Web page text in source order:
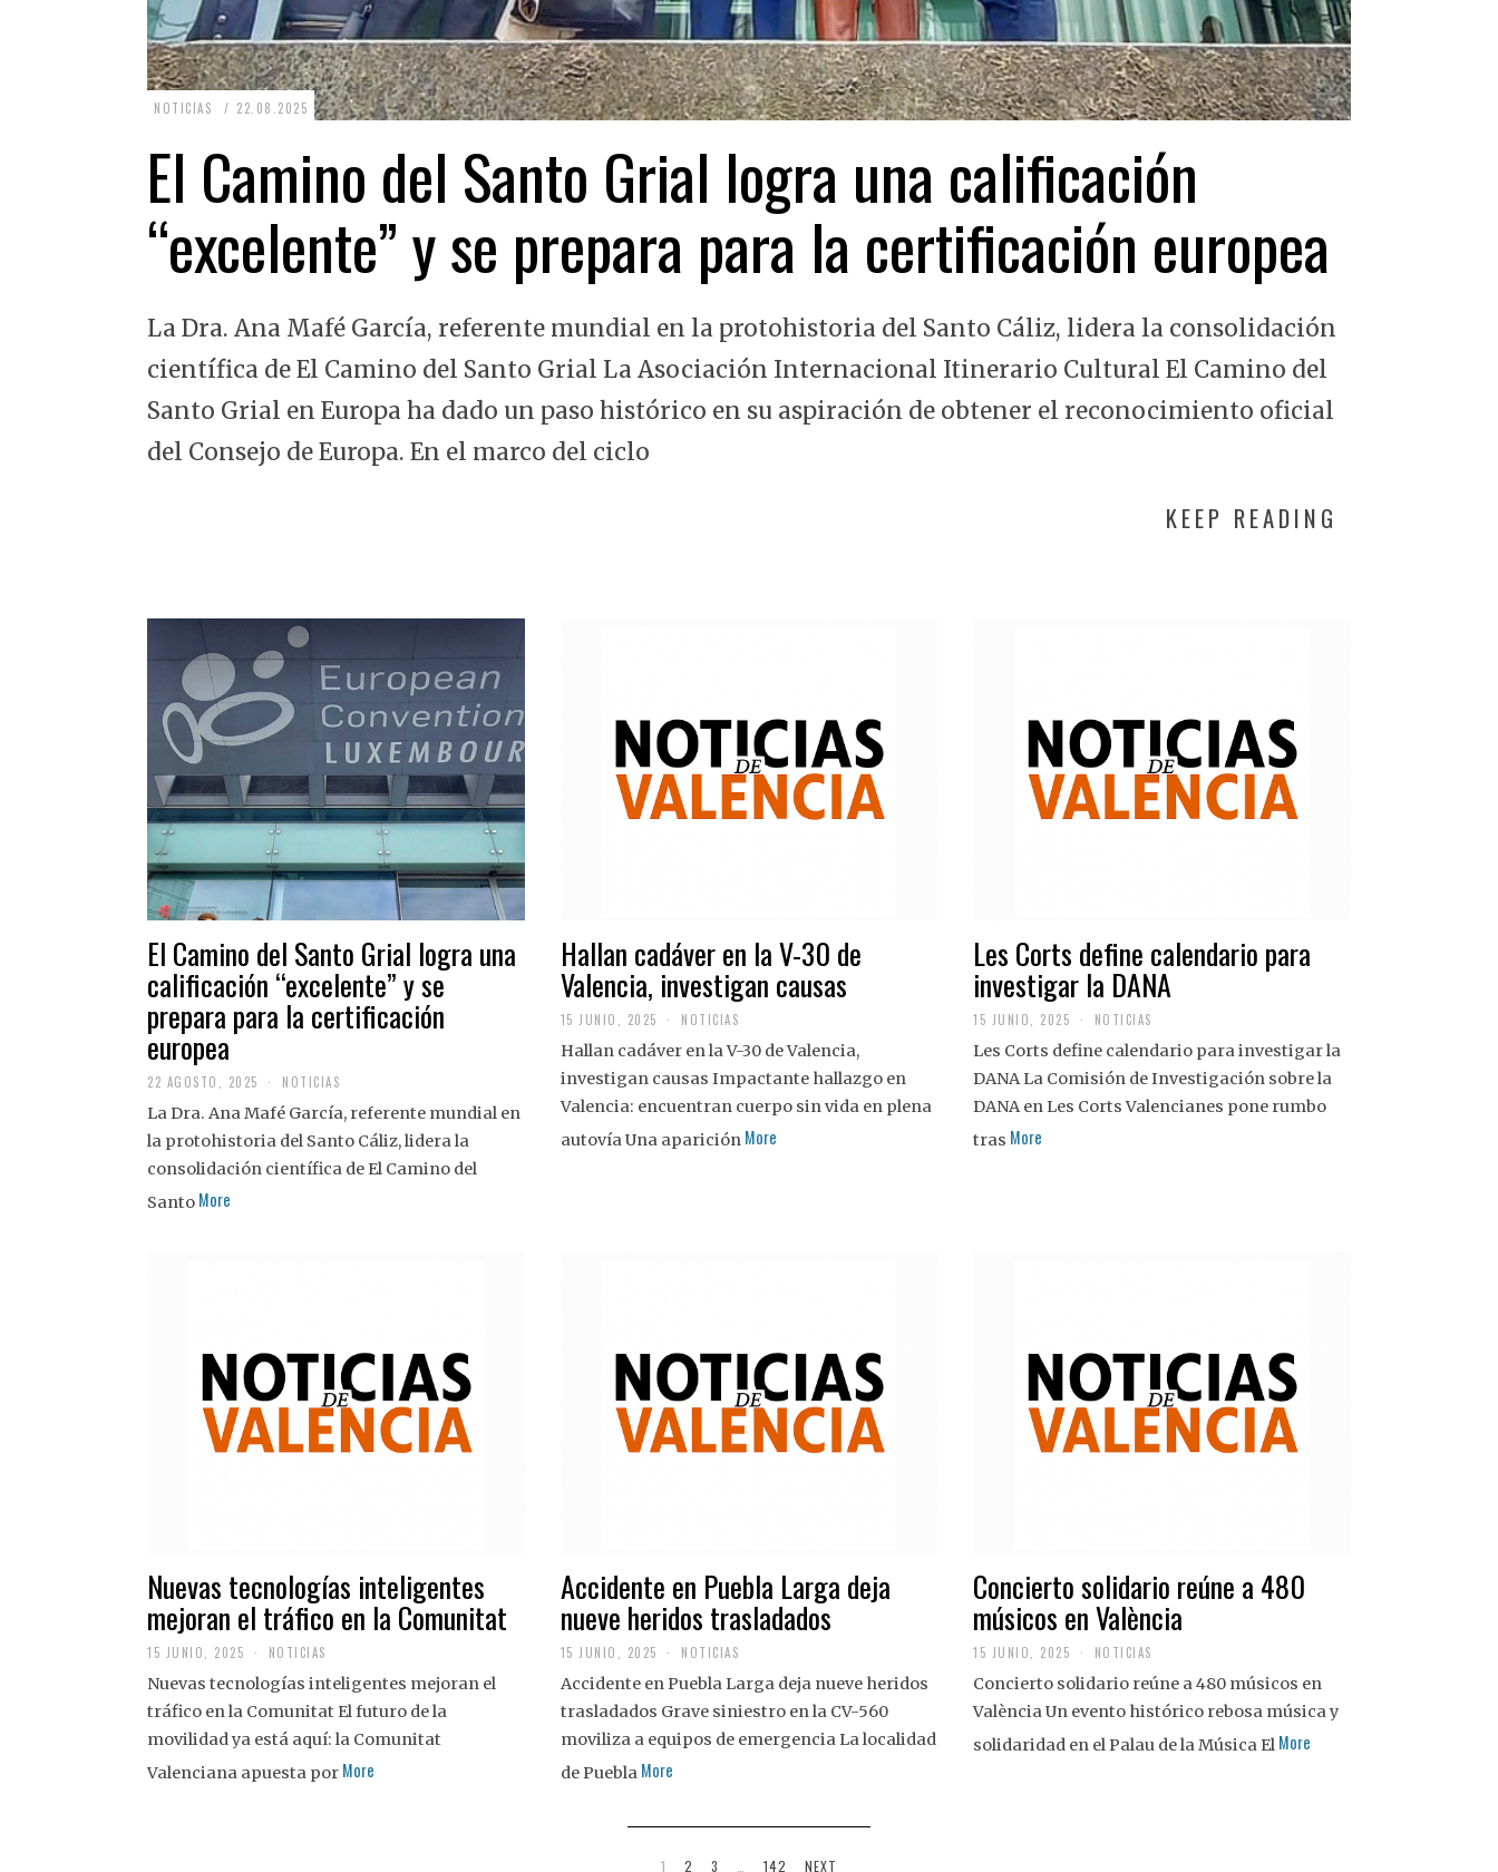
NOTICIAS 22.08.2025 2
.
0
0
2
El Camino del Santo Grial logra una calificación
“excelente” y se prepara para la certificación europea
La Dra. Ana Mafé García, referente mundial en la protohistoria del Santo Cáliz, lidera la consolidación
científica de El Camino del Santo Grial La Asociación Internacional Itinerario Cultural El Camino del
Santo Grial en Europa ha dado un paso histórico en su aspiración de obtener el reconocimiento oficial
del Consejo de Europa. En el marco del ciclo
KEEP READING
El Camino del Santo Grial logra una
calificación “excelente” y se
prepara para la certificación
europea
22 AGOSTO, 2025
A
G
O
S
NOTICIAS
La Dra. Ana Mafé García, referente mundial en
la protohistoria del Santo Cáliz, lidera la
consolidación científica de El Camino del
Santo More
Hallan cadáver en la V-30 de
Valencia, investigan causas
15 JUNIO, 2025 NOTICIAS
Hallan cadáver en la V-30 de Valencia,
investigan causas Impactante hallazgo en
Valencia: encuentran cuerpo sin vida en plena
autovía Una aparición More
Les Corts define calendario para
investigar la DANA
15 JUNIO, 2025 NOTICIAS
Les Corts define calendario para investigar la
DANA La Comisión de Investigación sobre la
DANA en Les Corts Valencianes pone rumbo
tras More
Nuevas tecnologías inteligentes
mejoran el tráfico en la Comunitat
15 JUNIO, 2025 NOTICIAS
Nuevas tecnologías inteligentes mejoran el
tráfico en la Comunitat El futuro de la
movilidad ya está aquí: la Comunitat
Valenciana apuesta por More
Accidente en Puebla Larga deja
nueve heridos trasladados
15 JUNIO, 2025 NOTICIAS
Accidente en Puebla Larga deja nueve heridos
trasladados Grave siniestro en la CV-560
moviliza a equipos de emergencia La localidad
de Puebla More
Concierto solidario reúne a 480
músicos en València
15 JUNIO, 2025 NOTICIAS
Concierto solidario reúne a 480 músicos en
València Un evento histórico rebosa música y
solidaridad en el Palau de la Música El More
1 2 3 … 142 NEXT